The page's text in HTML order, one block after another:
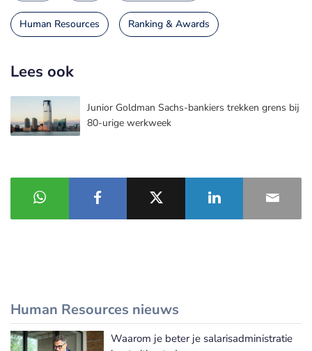
Human Resources Ranking & Awards
Lees ook
Junior Goldman Sachs-bankiers trekken grens bij
80-urige werkweek
Human Resources nieuws
Waarom je beter je salarisadministratie